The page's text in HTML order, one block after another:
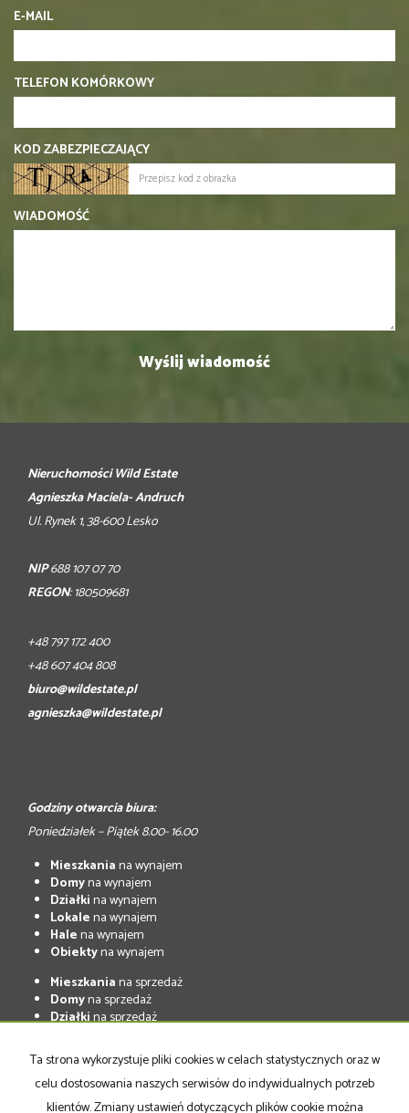
E-MAIL
TELEFON KOMÓRKOWY
KOD ZABEZPIECZAJĄCY
WIADOMOŚĆ
Nieruchomości Wild Estate
Agnieszka Maciela- Andruch
Ul. Rynek 1, 38-600 Lesko
NIP688 107 07 70
REGON: 180509681
+48 797 172 400
+48 607 404 808
biuro@wildestate.pl
agnieszka@wildestate.pl
Godziny otwarcia biura:
Poniedziałek – Piątek 8.00- 16.00
Mieszkaniana wynajem
Domyna wynajem
Działkina wynajem
Lokalena wynajem
Halena wynajem
Obiektyna wynajem
Mieszkaniana sprzedaż
Domyna sprzedaż
Działkina sprzedaż
Halena sprzedaż
Obiektyna sprzedaż
Ta strona wykorzystuje pliki cookies w celach statystycznych oraz w
celu dostosowania naszych serwisów do indywidualnych potrzeb
klientów. Zmiany ustawień dotyczących plików cookie można